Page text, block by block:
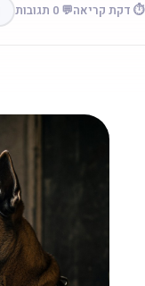
דקת קריאה💬 0 תגובות